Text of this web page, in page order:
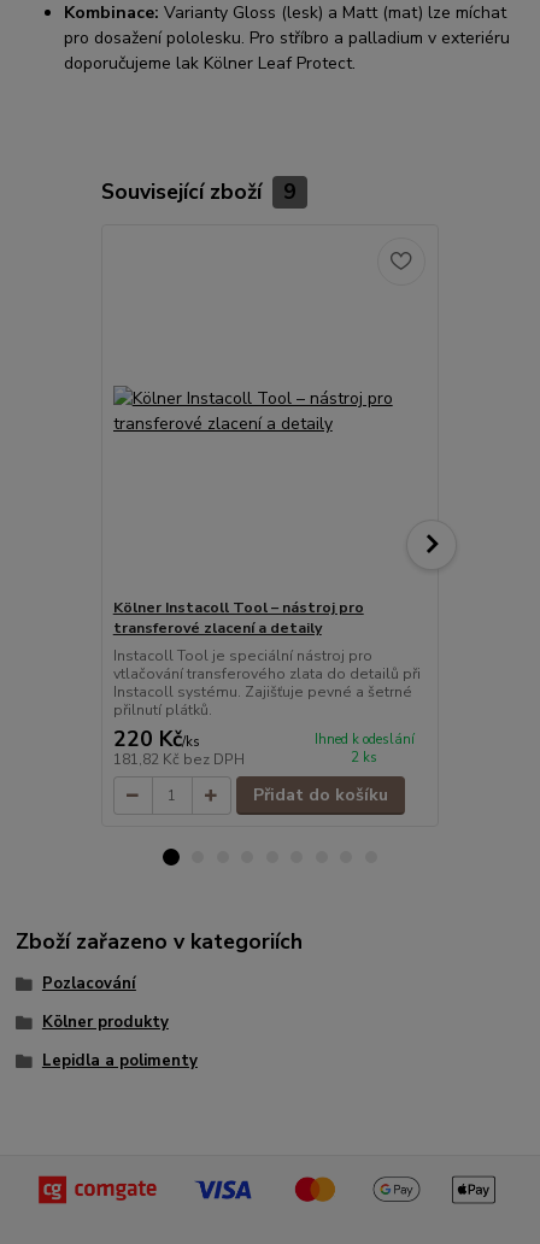
Kombinace: Varianty Gloss (lesk) a Matt (mat) lze míchat
pro dosažení pololesku. Pro stříbro a palladium v exteriéru
doporučujeme lak Kölner Leaf Protect.
Související zboží 9
Kölner Instacoll Tool – nástroj pro
transferové zlacení a detaily
Instacoll Tool je speciální nástroj pro
vtlačování transferového zlata do detailů při
Instacoll systému. Zajišťuje pevné a šetrné
přilnutí plátků.
220 Kč/ks
181,82 Kč bez DPH
Ihned k odeslání
2 ks
Přidat do košíku
Zboží zařazeno v kategoriích
Pozlacování
Kölner produkty
Lepidla a polimenty